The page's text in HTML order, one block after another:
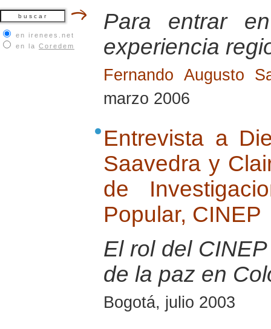
en irenees.net
en la Coredem
Para entrar
experiencia
Fernando Augusto
marzo 2006
Entrevista a
Saavedra y
de
Popular, CINEP
El rol del
de la paz en
Bogotá, julio 2003